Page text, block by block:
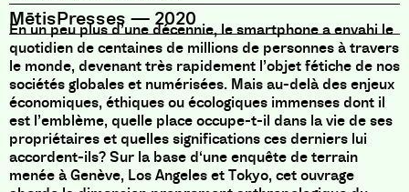
MētisPresses — 2020
En un peu plus d’une décennie, le smartphone a envahi le
quotidien de centaines de millions de personnes à travers
le monde, devenant très rapidement l’objet fétiche de nos
sociétés globales et numérisées. Mais au-delà des enjeux
économiques, éthiques ou écologiques immenses dont il
est l’emblème, quelle place occupe-t-il dans la vie de ses
propriétaires et quelles significations ces derniers lui
accordent-ils? Sur la base d‘une enquête de terrain
menée à Genève, Los Angeles et Tokyo, cet ouvrage